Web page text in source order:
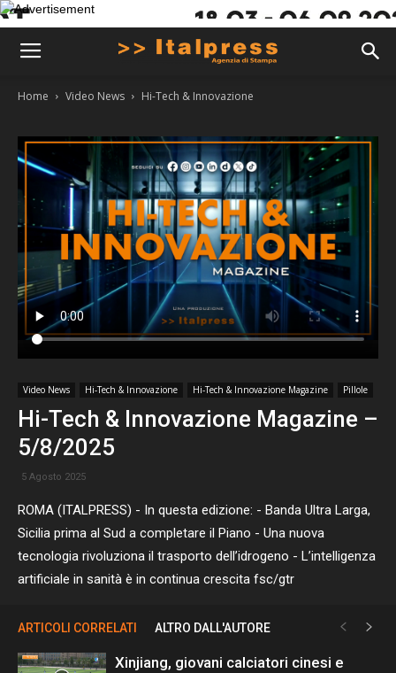
Home Video News Hi-Tech & Innovazione
Video News Hi-Tech & Innovazione Hi-Tech & Innovazione Magazine Pillole
Hi-Tech & Innovazione Magazine –
5/8/2025
5 Agosto 2025
ROMA (ITALPRESS) - In questa edizione: - Banda Ultra Larga,
Sicilia prima al Sud a completare il Piano - Una nuova
tecnologia rivoluziona il trasporto dell’idrogeno - L’intelligenza
artificiale in sanità è in continua crescita fsc/gtr
ARTICOLI CORRELATI ALTRO DALL'AUTORE
Xinjiang, giovani calciatori cinesi e